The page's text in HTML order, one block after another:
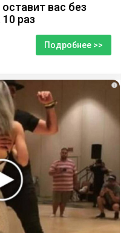
вас без
раз
Подробнее >>
i